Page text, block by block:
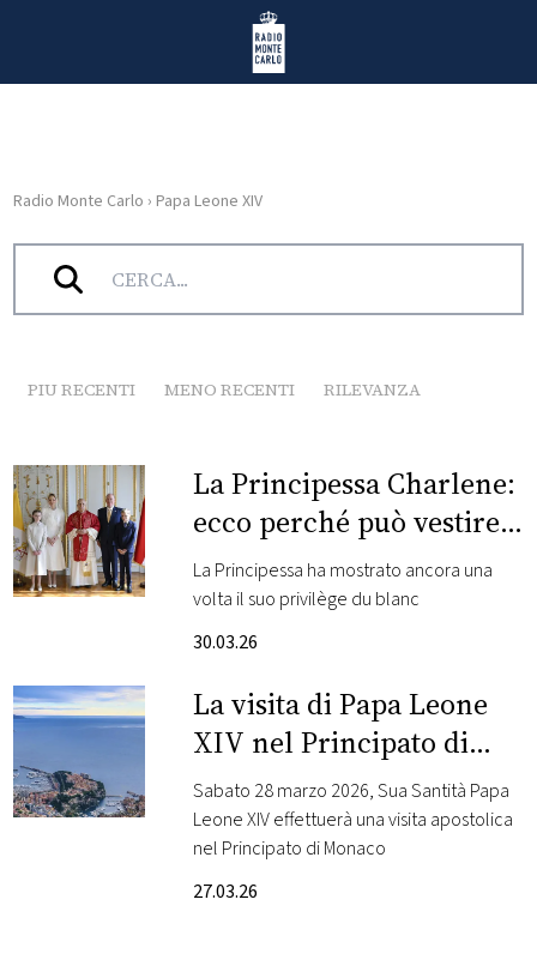
Radio Monte Carlo
HOME
RADIO
NEWS
FOTO
EVENTI
VIDEO
Radio Monte Carlo › Papa Leone XIV
Tag:Papa Leone XIV
PIU RECENTI MENO RECENTI RILEVANZA
La Principessa Charlene:
ecco perché può vestire
in bianco per la visita del
Papa
La Principessa ha mostrato ancora una
volta il suo privilège du blanc
30.03.26
La visita di Papa Leone
XIV nel Principato di
Monaco
Sabato 28 marzo 2026, Sua Santità Papa
Leone XIV effettuerà una visita apostolica
nel Principato di Monaco
27.03.26